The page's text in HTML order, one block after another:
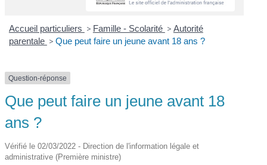
Accueil particuliers > Famille - Scolarité > Autorité
parentale > Que peut faire un jeune avant 18 ans ?
Question-réponse
Que peut faire un jeune avant 18
ans ?
Vérifié le 02/03/2022 - Direction de l'information légale et
administrative (Première ministre)